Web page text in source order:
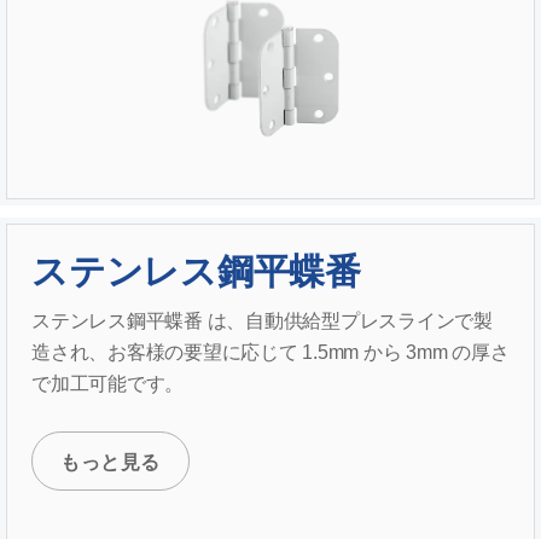
ステンレス鋼平蝶番
ステンレス鋼平蝶番 は、自動供給型プレスラインで製
造され、お客様の要望に応じて 1.5mm から 3mm の厚さ
で加工可能です。
もっと見る